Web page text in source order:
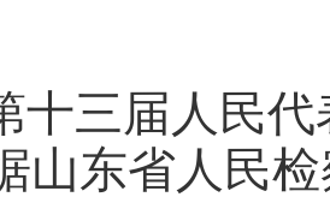
十三届人民
山东省人民